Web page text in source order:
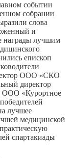
событии
собрании
слова
и
награды лучшим
епископ
ООО «СКО
директор
ООО «Курортное
лучшее
медицинской
спартакиады